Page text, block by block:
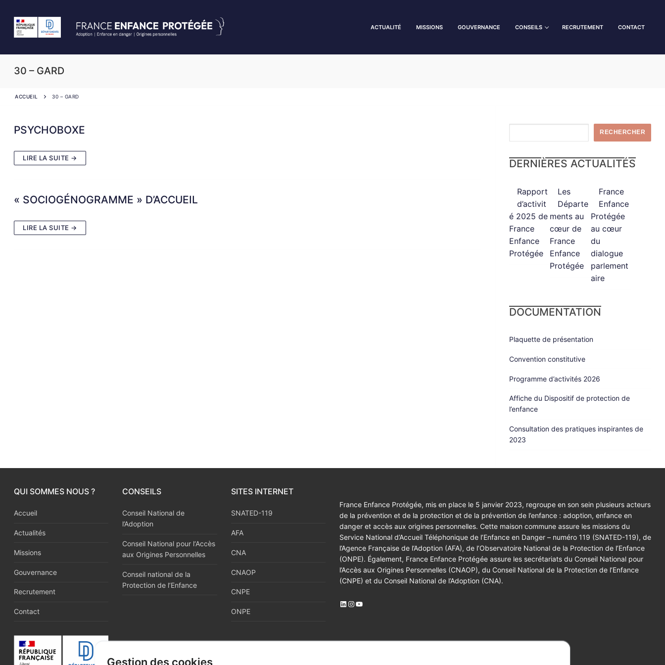
Gestion des cookies
contenu
ACTUALITÉ MISSIONS GOUVERNANCE CONSEILS RECRUTEMENT CONTACT
30 – GARD
ACCUEIL 30 – GARD
PSYCHOBOXE
LIRE LA SUITE →
« SOCIOGÉNOGRAMME » D’ACCUEIL
LIRE LA SUITE →
RECHERCHER
DERNIÈRES ACTUALITÉS
Rapport
d’activit
é 2025 de
France
Enfance
Protégée
Les
Départe
ments au
cœur de
France
Enfance
Protégée
France
Enfance
Protégée
au cœur
du
dialogue
parlement
aire
DOCUMENTATION
Plaquette de présentation
Convention constitutive
Programme d’activités 2026
Affiche du Dispositif de protection de
l’enfance
Consultation des pratiques inspirantes de
2023
QUI SOMMES NOUS ?
Accueil
Actualités
Missions
Gouvernance
Recrutement
Contact
CONSEILS
Conseil National de
l’Adoption
Conseil National pour l‘Accès
aux Origines Personnelles
Conseil national de la
Protection de l’Enfance
SITES INTERNET
SNATED-119
AFA
CNA
CNAOP
CNPE
ONPE
France Enfance Protégée, mis en place le 5 janvier 2023, regroupe en son sein plusieurs acteurs
de la prévention et de la protection et de la prévention de l’enfance : adoption, enfance en
danger et accès aux origines personnelles. Cette maison commune assure les missions du
Service National d’Accueil Téléphonique de l’Enfance en Danger – numéro 119 (SNATED-119), de
l’Agence Française de l’Adoption (AFA), de l’Observatoire National de la Protection de l’Enfance
(ONPE). Également, France Enfance Protégée assure les secrétariats du Conseil National pour
l’Accès aux Origines Personnelles (CNAOP), du Conseil National de la Protection de l’Enfance
(CNPE) et du Conseil National de l’Adoption (CNA).
LinkedIn
Instagram
YouTube